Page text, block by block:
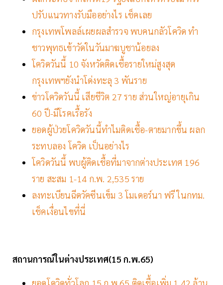
ปรับแนวทางรับมืออย่างไร เช็คเลย
กรุงเทพโพลล์เผยผลสำรวจ พบคนกลัวโควิด ทำ
ชาวพุทธเข้าวัดในวันมาฆบูชาน้อยลง
โควิดวันนี้ 10 จังหวัดติดเชื้อรายใหม่สูงสุด
กรุงเทพฯยังนำโด่งทะลุ 3 พันราย
ข่าวโควิดวันนี้ เสียชีวิต 27 ราย ส่วนใหญ่อายุเกิน
60 ปี-มีโรคเรื้อรัง
ยอดผู้ป่วยโควิดวันนี้ทำไมติดเชื้อ-ตายมากขึ้น ผลก
ระทบลอง โควิด เป็นอย่างไร
โควิดวันนี้ พบผู้ติดเชื้อที่มาจากต่างประเทศ 196
ราย สะสม 1-14 ก.พ. 2,535 ราย
ลงทะเบียนฉีดวัคซีนเข็ม 3 โมเดอร์นา ฟรี ในกทม.
เช็คเงื่อนไขที่นี่
สถานการณ์ในต่างประเทศ(15 ก.พ.65)